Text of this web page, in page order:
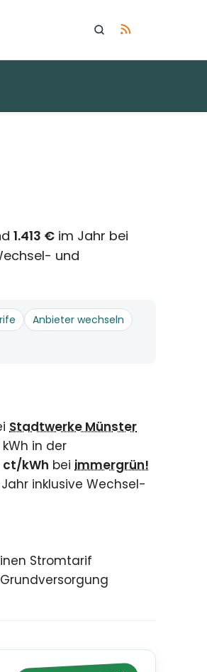
1.413 € im Jahr bei
und
Anbieter wechseln
Stadtwerke Münster
in der
ct/kWh bei immergrün!
Jahr inklusive Wechsel-
Stromtarif